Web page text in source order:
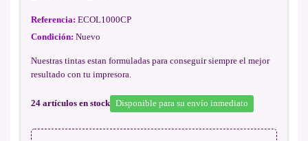
Referencia: ECOL1000CP
Condición: Nuevo
Nuestras tintas estan formuladas para conseguir siempre el mejor
resultado con tu impresora.
24 artículos en stock Disponible para su envío inmediato